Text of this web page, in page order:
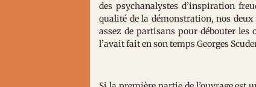
des psychanalystes d’inspiration
qualité de la démonstration, nos
assez de partisans pour débouter les
l’avait fait en son temps Georges